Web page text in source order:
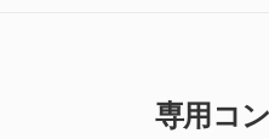
専用コ